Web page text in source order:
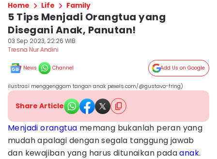
Home Life Family
5 Tips Menjadi Orangtua yang
Disegani Anak, Panutan!
03 Sep 2023, 22:26 WIB
Tresna Nur Andini
News Channel Add Us on Google
ilustrasi menggenggam tangan anak pexels.com/@gustavo-fring)
Share Article
Menjadi orangtua memang bukanlah peran yang
mudah apalagi dengan segala tanggung jawab
dan kewajiban yang harus ditunaikan padaanak.